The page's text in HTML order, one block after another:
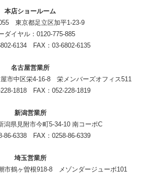
本店ショールーム
東京都足立区加平1-23-9
ダイヤル：0120-775-885
6134 FAX：03-6802-6135
名古屋営業所
市中区栄4-16-8 栄メンバーズオフィス511
1818 FAX：052-228-1819
新潟営業所
県見附市今町5-34-10 南コーポC
86-6338 FAX：0258-86-6339
埼玉営業所
市鶴ヶ曽根918-8 メゾンダージューボ101